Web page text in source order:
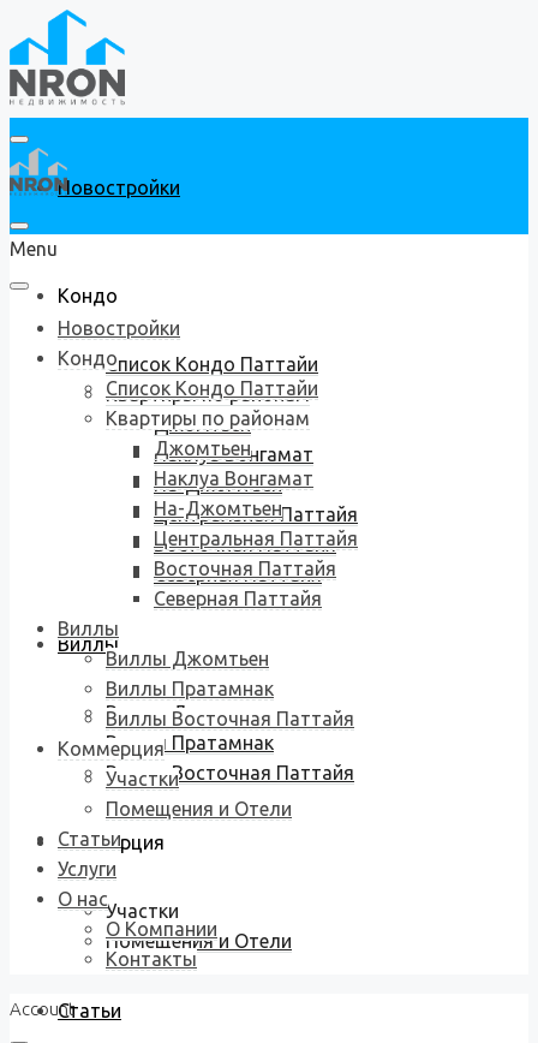
Новостройки
Кондо
Список Кондо Паттайи
Квартиры по районам
Джомтьен
Наклуа Вонгамат
На-Джомтьен
Центральная Паттайя
Восточная Паттайя
Северная Паттайя
Виллы
Виллы Джомтьен
Виллы Пратамнак
Виллы Восточная Паттайя
Коммерция
Участки
Помещения и Отели
Статьи
Menu
Новостройки
Кондо
Список Кондо Паттайи
Квартиры по районам
Джомтьен
Наклуа Вонгамат
На-Джомтьен
Центральная Паттайя
Восточная Паттайя
Северная Паттайя
Виллы
Виллы Джомтьен
Виллы Пратамнак
Виллы Восточная Паттайя
Коммерция
Участки
Помещения и Отели
Статьи
Услуги
О нас
О Компании
Контакты
Account